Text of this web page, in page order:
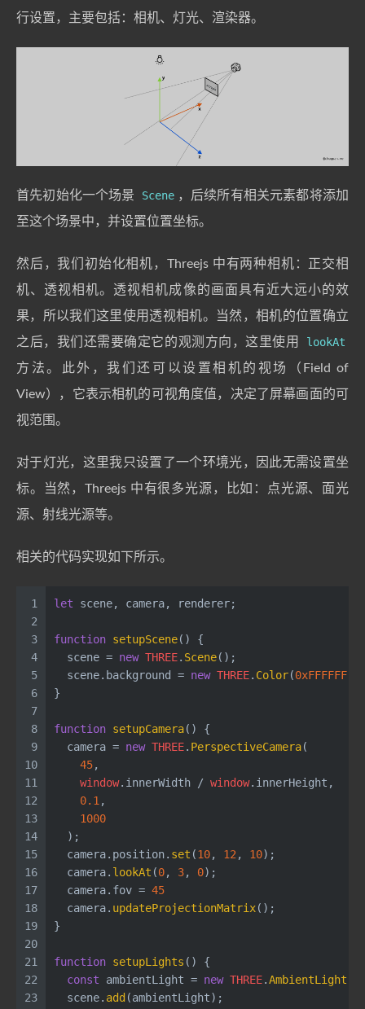
行设置，主要包括：相机、灯光、渲染器。
首先初始化一个场景 Scene ，后续所有相关元素都将添加
至这个场景中，并设置位置坐标。
然后，我们初始化相机，Threejs 中有两种相机：正交相
机、透视相机。透视相机成像的画面具有近大远小的效
果，所以我们这里使用透视相机。当然，相机的位置确立
之后，我们还需要确定它的观测方向，这里使用
lookAt
方法。此外，我们还可以设置相机的视场（Field of
View），它表示相机的可视角度值，决定了屏幕画面的可
视范围。
对于灯光，这里我只设置了一个环境光，因此无需设置坐
标。当然，Threejs 中有很多光源，比如：点光源、面光
源、射线光源等。
相关的代码实现如下所示。
1
2
3
4
5
6
7
8
9
10
11
12
13
14
15
16
17
18
19
20
21
22
23
let scene, camera, renderer;
function setupScene( ) {
  scene =
new THREE. Scene();
  scene.
background = new THREE. Color(0xFFFFFF
}
function setupCamera( ) {
  camera =
new THREE. PerspectiveCamera(
45,
window. innerWidth / window. innerHeight ,
0.1,
1000
  );
  camera.
position. set (10, 12, 10);
  camera.
lookAt (0, 3, 0);
  camera.
fov = 45
  camera.
updateProjectionMatrix();
}
function setupLights ( ) {
const ambientLight = new THREE.AmbientLight
  scene.
add (ambientLight);